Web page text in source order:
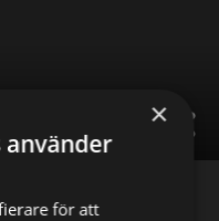
share
×
använder
för att